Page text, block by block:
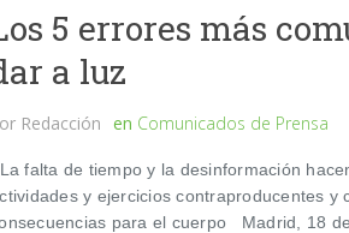
5 errores más
a luz
Redacción en Comunicados de Prensa
La falta de tiempo y la desinformación
y ejercicios contraproducentes y
para el cuerpo Madrid, 18